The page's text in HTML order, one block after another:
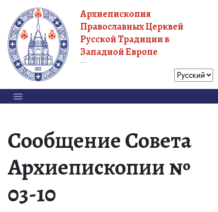
Архиепископия
Православных Церквей
Русской Традиции в
Западной Европе
Сообщение Совета
Архиепископии №
03-10